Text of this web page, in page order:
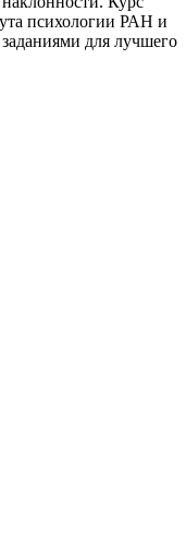
психологии РАН и
для лучшего